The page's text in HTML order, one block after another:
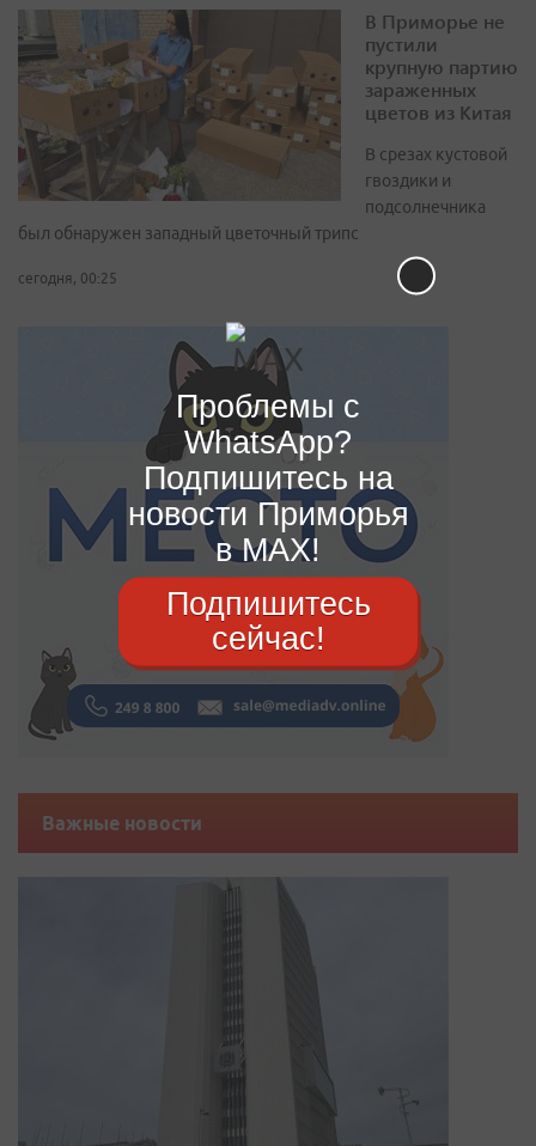
В Приморье не
пустили
крупную партию
зараженных
цветов из Китая
В срезах кустовой
гвоздики и
подсолнечника
был обнаружен западный цветочный трипс
сегодня, 00:25
Важные новости
Проблемы с
WhatsApp?
Подпишитесь на
новости Приморья
в MAX!
Подпишитесь
сейчас!